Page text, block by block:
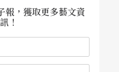
報，獲取更多藝文資
訊！